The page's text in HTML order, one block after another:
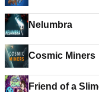
Nelumbra
Cosmic Miners
Friend of a